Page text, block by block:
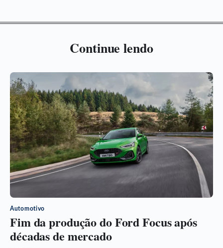
Continue lendo
Automotivo
Fim da produção do Ford Focus após
décadas de mercado